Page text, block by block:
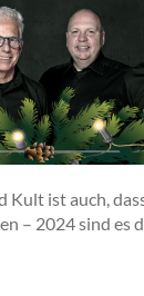
Kult ist auch,
– 2024 sind es